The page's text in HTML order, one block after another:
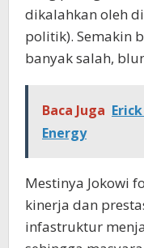
dikalahkan oleh
politik). Semakin
banyak salah,
Baca Juga
Energy
Mestinya Jokowi
kinerja dan
infastruktur